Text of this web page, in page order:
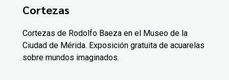
Cortezas
Cortezas de Rodolfo Baeza en el Museo de la
Ciudad de Mérida. Exposición gratuita de acuarelas
sobre mundos imaginados.